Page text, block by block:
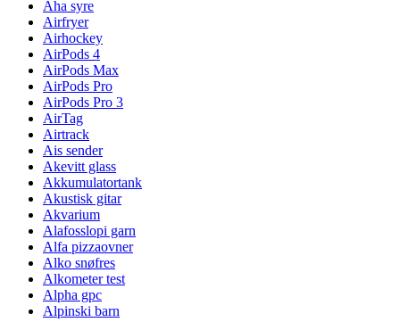
Aha syre
Airfryer
Airhockey
AirPods 4
AirPods Max
AirPods Pro
AirPods Pro 3
AirTag
Airtrack
Ais sender
Akevitt glass
Akkumulatortank
Akustisk gitar
Akvarium
Alafosslopi garn
Alfa pizzaovner
Alko snøfres
Alkometer test
Alpha gpc
Alpinski barn